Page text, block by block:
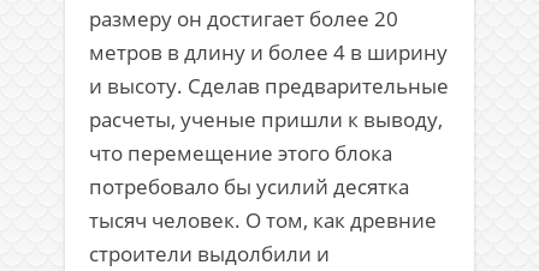
размеру он достигает более 20
метров в длину и более 4 в ширину
и высоту. Сделав предварительные
расчеты, ученые пришли к выводу,
что перемещение этого блока
потребовало бы усилий десятка
тысяч человек. О том, как древние
строители выдолбили и